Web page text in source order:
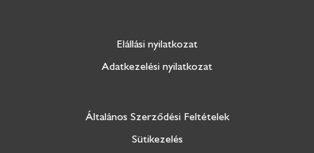
Elállási nyilatkozat
Adatkezelési nyilatkozat
Általános Szerződési Feltételek
Sütikezelés